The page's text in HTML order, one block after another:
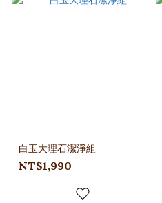
白玉大理石潔淨組
NT$1,990